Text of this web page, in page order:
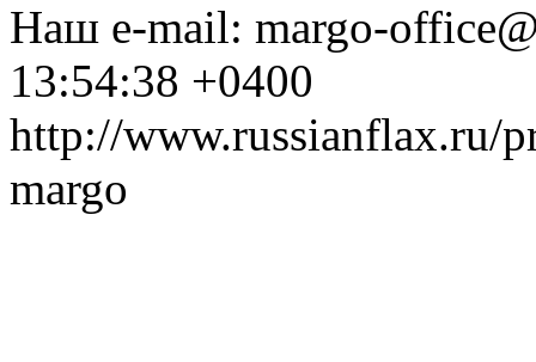
Наш e-mail: margo-
13:54:38 +0400
http://www.russianflax.ru/
margo